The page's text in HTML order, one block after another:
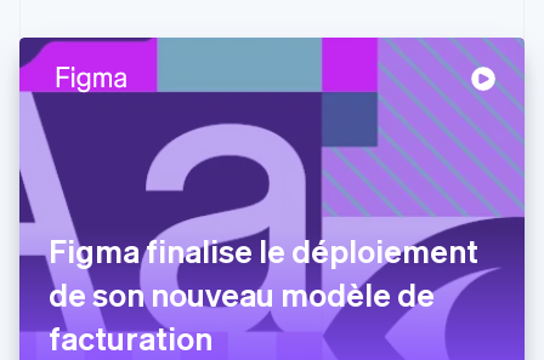
Figma finalise le déploiement
de son nouveau modèle de
facturation
EnglishFrançais
Chine continentale
简体中文English
Italiano
English
Émirats arabes unis
English
Espagne
Español English